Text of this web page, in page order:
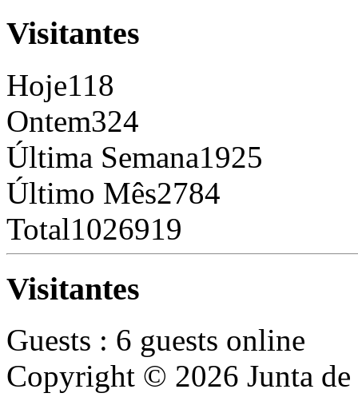
Visitantes
Hoje118
Ontem324
Última Semana1925
Último Mês2784
Total1026919
Visitantes
Guests : 6 guests online
Copyright © 2026 Junta de